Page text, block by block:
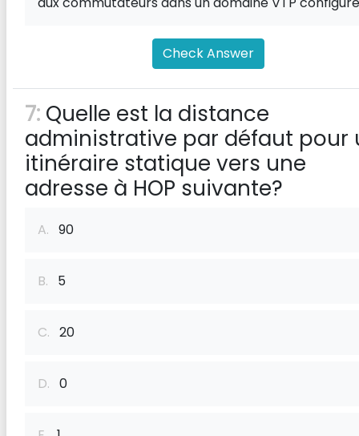
Check Answer
7: Quelle est la distance
administrative par défaut pour
itinéraire statique vers une
adresse à HOP suivante?
A. 90
B. 5
C. 20
D. 0